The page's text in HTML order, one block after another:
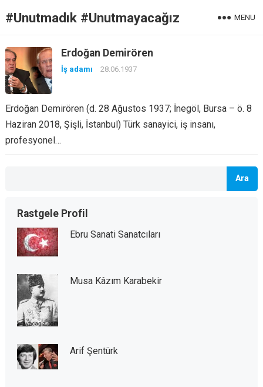
#Unutmadık #Unutmayacağız MENU
Erdoğan Demirören
İş adamı 28.06.1937
Erdoğan Demirören (d. 28 Ağustos 1937; İnegöl, Bursa – ö. 8
Haziran 2018, Şişli, İstanbul) Türk sanayici, iş insanı,
profesyonel…
Ara
Rastgele Profil
Ebru Sanati Sanatcıları
Musa Kâzım Karabekir
Arif Şentürk